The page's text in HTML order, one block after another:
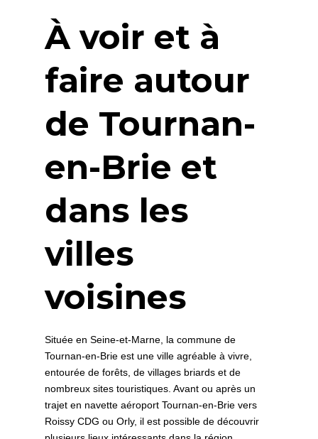
À voir et à
faire autour
de Tournan-
en-Brie et
dans les
villes
voisines
Située en Seine-et-Marne, la commune de
Tournan-en-Brie est une ville agréable à vivre,
entourée de forêts, de villages briards et de
nombreux sites touristiques. Avant ou après un
trajet en navette aéroport Tournan-en-Brie vers
Roissy CDG ou Orly, il est possible de découvrir